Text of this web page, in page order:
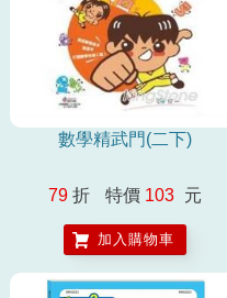
數學精武門(二下)
79 折 特價 103 元
加入購物車